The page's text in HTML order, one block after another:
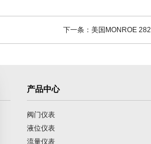
下一条：美国MONROE
产品中心
阀门仪表
液位仪表
流量仪表